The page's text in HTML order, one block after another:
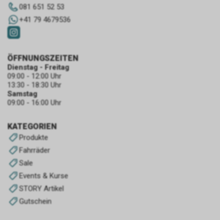
081 651 52 53
+41 79 4679536
KATEGORIEN
Produkte
Fahrräder
Sale
Events & Kurse
STORY Artikel
Gutschein
ÖFFNUNGSZEITEN
Dienstag - Freitag
09:00 - 12:00 Uhr
13:30 - 18:30 Uhr
Samstag
09:00 - 16:00 Uhr